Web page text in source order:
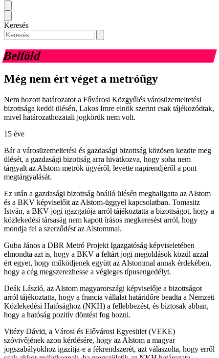
Keresés
Belföld
Még nem ért véget a metróügy
Nem hozott határozatot a Fővárosi Közgyűlés városüzemeltetési
bizottsága keddi ülésén, Lakos Imre elnök szerint csak tájékozódtak,
mivel határozathozatali jogkörük nem volt.
15 éve
Bár a városüzemeltetési és gazdasági bizottság közösen kezdte meg
ülését, a gazdasági bizottság arra hivatkozva, hogy soha nem
tárgyalt az Alstom-metrók ügyéről, levette napirendjéről a pont
megtárgyalását.
Ez után a gazdasági bizottság önálló ülésén meghallgatta az Alstom
és a BKV képviselőit az Alstom-üggyel kapcsolatban. Tomasitz
István, a BKV jogi igazgatója arról tájékoztatta a bizottságot, hogy a
közlekedési társaság nem kapott írásos megkeresést arról, hogy
mondja fel a szerződést az Alstommal.
Guba János a DBR Metró Projekt Igazgatóság képviseletében
elmondta azt is, hogy a BKV a feltárt jogi megoldások közül azzal
ért egyet, hogy működjenek együtt az Alstommal annak érdekében,
hogy a cég megszerezhesse a végleges típusengedélyt.
Deák László, az Alstom magyarországi képviselője a bizottságot
arról tájékoztatta, hogy a francia vállalat határidőre beadta a Nemzeti
Közlekedési Hatósághoz (NKH) a fellebbezést, és biztosak abban,
hogy a hatóság pozitív döntést fog hozni.
Vitézy Dávid, a Városi és Elővárosi Egyesület (VEKE)
szóvivőjének azon kérdésére, hogy az Alstom a magyar
jogszabályokhoz igazítja-e a fékrendszerét, azt válaszolta, hogy erről